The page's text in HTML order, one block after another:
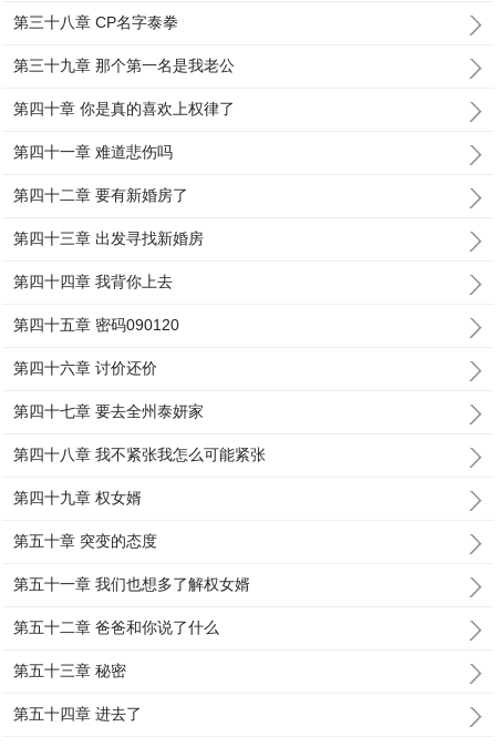
第三十八章 CP名字泰拳
第三十九章 那个第一名是我老公
第四十章 你是真的喜欢上权律了
第四十一章 难道悲伤吗
第四十二章 要有新婚房了
第四十三章 出发寻找新婚房
第四十四章 我背你上去
第四十五章 密码090120
第四十六章 讨价还价
第四十七章 要去全州泰妍家
第四十八章 我不紧张我怎么可能紧张
第四十九章 权女婿
第五十章 突变的态度
第五十一章 我们也想多了解权女婿
第五十二章 爸爸和你说了什么
第五十三章 秘密
第五十四章 进去了